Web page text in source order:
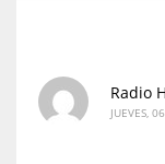
Radio
JUEVES,